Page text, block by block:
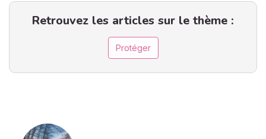
Retrouvez les articles sur le thème :
Protéger